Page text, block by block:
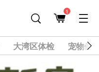
1
大湾区体检 宠物健